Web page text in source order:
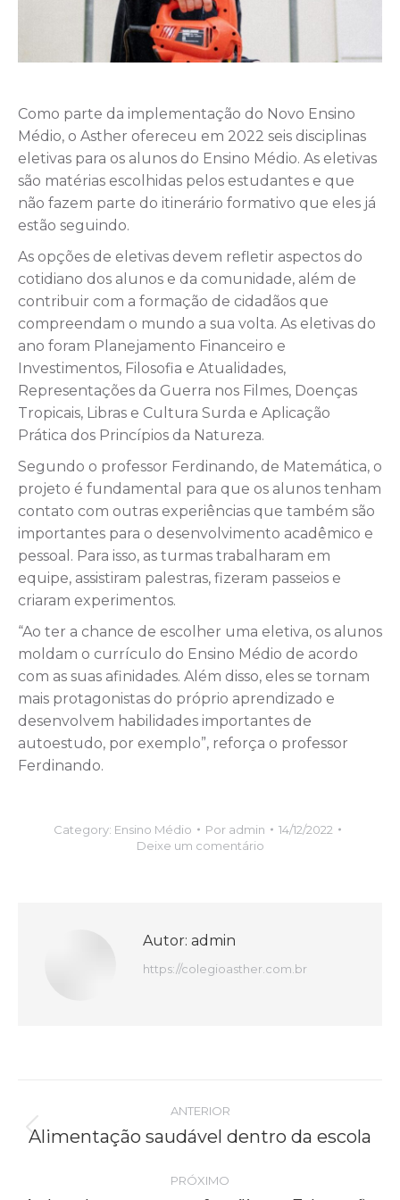
Como parte da implementação do Novo Ensino
Médio, o Asther ofereceu em 2022 seis disciplinas
eletivas para os alunos do Ensino Médio. As eletivas
são matérias escolhidas pelos estudantes e que
não fazem parte do itinerário formativo que eles já
estão seguindo.
As opções de eletivas devem refletir aspectos do
cotidiano dos alunos e da comunidade, além de
contribuir com a formação de cidadãos que
compreendam o mundo a sua volta. As eletivas do
ano foram Planejamento Financeiro e
Investimentos, Filosofia e Atualidades,
Representações da Guerra nos Filmes, Doenças
Tropicais, Libras e Cultura Surda e Aplicação
Prática dos Princípios da Natureza.
Segundo o professor Ferdinando, de Matemática, o
projeto é fundamental para que os alunos tenham
contato com outras experiências que também são
importantes para o desenvolvimento acadêmico e
pessoal. Para isso, as turmas trabalharam em
equipe, assistiram palestras, fizeram passeios e
criaram experimentos.
“Ao ter a chance de escolher uma eletiva, os alunos
moldam o currículo do Ensino Médio de acordo
com as suas afinidades. Além disso, eles se tornam
mais protagonistas do próprio aprendizado e
desenvolvem habilidades importantes de
autoestudo, por exemplo”, reforça o professor
Ferdinando.
Category: Ensino Médio Por admin
14/12/2022
Deixe um comentário
Autor: admin
https://colegioasther.com.br
Navegação
de
ANTERIOR
Post
Alimentação saudável dentro da escola
PRÓXIMO